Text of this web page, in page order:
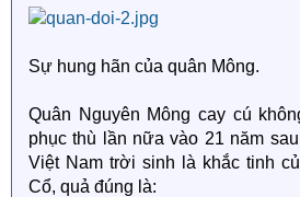
Sự hung hãn của quân Mông.
Quân Nguyên Mông cay cú
phục thù lần nữa vào 21 năm
Việt Nam trời sinh là khắc tinh
Cổ, quả đúng là: